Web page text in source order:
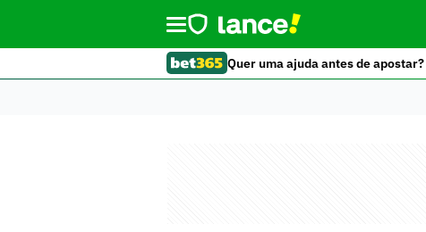
Quer uma ajuda antes de apostar?